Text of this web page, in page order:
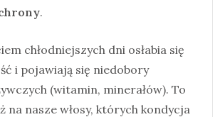
.
chłodniejszych dni osłabia się
i pojawiają się niedobory
(witamin, minerałów). To
na nasze włosy, których kondycja